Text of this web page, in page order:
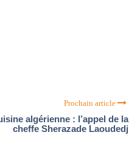
Prochain article
algérienne : l’appel de la
cheffe Sherazade Laoudedj